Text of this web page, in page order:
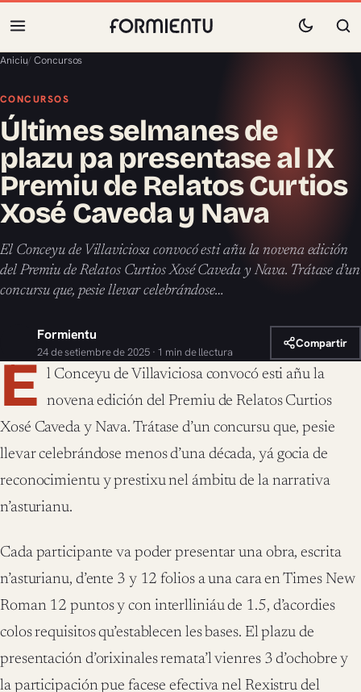
Aniciu/Concursos
CONCURSOS
Últimes selmanes de
plazu pa presentase al IX
Premiu de Relatos Curtios
Xosé Caveda y Nava
El Conceyu de Villaviciosa convocó esti añu la novena edición
del Premiu de Relatos Curtios Xosé Caveda y Nava. Trátase d’un
concursu que, pesie llevar celebrándose…
Formientu
24 de setiembre de 2025 · 1 min de llectura
Compartir
E l Conceyu de Villaviciosa convocó esti añu la
novena edición del Premiu de Relatos Curtios
Xosé Caveda y Nava. Trátase d’un concursu que, pesie
llevar celebrándose menos d’una década, yá gocia de
reconocimientu y prestixu nel ámbitu de la narrativa
n’asturianu.
Cada participante va poder presentar una obra, escrita
n’asturianu, d’ente 3 y 12 folios a una cara en Times New
Roman 12 puntos y con interlliniáu de 1.5, d’acordies
colos requisitos qu’establecen les bases. El plazu de
presentación d’orixinales remata’l vienres 3 d’ochobre y
la participación pue facese efectiva nel Rexistru del